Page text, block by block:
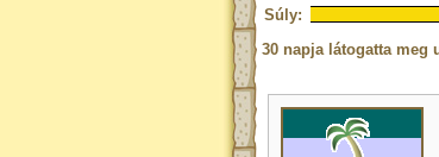
Súly:
30 napja látogatta meg